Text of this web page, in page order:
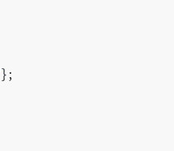
};